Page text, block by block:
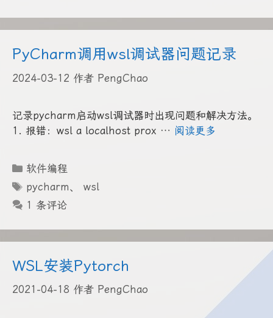
PyCharm调用wsl调试器问题记录
2024-03-12 作者 PengChao
记录pycharm启动wsl调试器时出现问题和解决方法。
1. 报错：wsl a localhost prox … 阅读更多
分
软件编程
标
签
pycharm、wsl
1 条评论
WSL安装Pytorch
2021-04-18 作者 PengChao